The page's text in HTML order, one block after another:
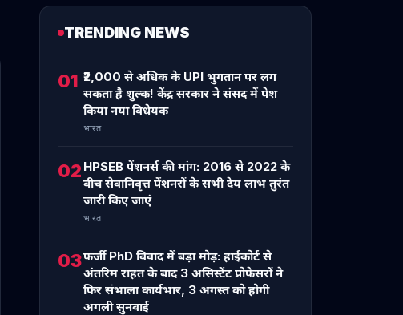
TRENDING NEWS
01 ₹2,000 से अधिक के UPI भुगतान पर लग
सकता है शुल्क! केंद्र सरकार ने संसद में पेश
किया नया विधेयक
भारत
02 HPSEB पेंशनर्स की मांग: 2016 से 2022 के
बीच सेवानिवृत्त पेंशनरों के सभी देय लाभ तुरंत
जारी किए जाएं
भारत
03फर्जी PhD विवाद में बड़ा मोड़: हाईकोर्ट से
अंतरिम राहत के बाद 3 असिस्टेंट प्रोफेसरों ने
फिर संभाला कार्यभार, 3 अगस्त को होगी
अगली सुनवाई